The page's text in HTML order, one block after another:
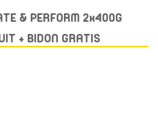
& PERFORM 2x400G
+ BIDON GRATIS